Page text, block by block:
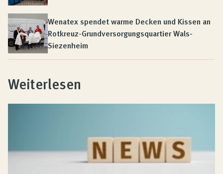
Wenatex spendet warme Decken und Kissen an
Rotkreuz-Grundversorgungsquartier Wals-
Siezenheim
Weiterlesen